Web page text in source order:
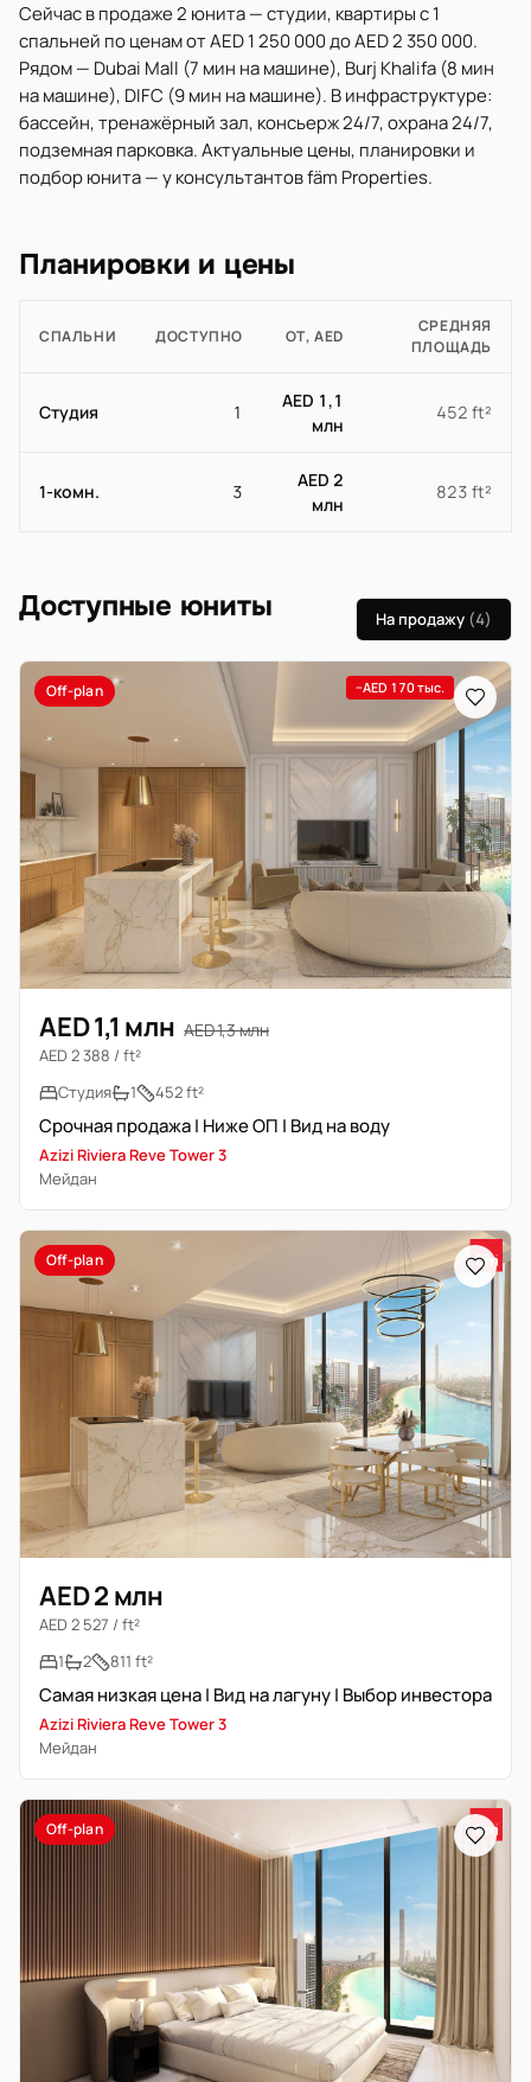
Сейчас в продаже 2 юнита — студии, квартиры с 1
спальней по ценам от AED 1 250 000 до AED 2 350 000.
Рядом — Dubai Mall (7 мин на машине), Burj Khalifa (8 мин
на машине), DIFC (9 мин на машине). В инфраструктуре:
бассейн, тренажёрный зал, консьерж 24/7, охрана 24/7,
подземная парковка. Актуальные цены, планировки и
подбор юнита — у консультантов fäm Properties.
Планировки и цены
СПАЛЬНИ ДОСТУПНО ОТ, AED
СРЕДНЯЯ
ПЛОЩАДЬ
Студия 1
AED 1,1
млн
452 ft²
1-комн. 3
AED 2
млн
823 ft²
Доступные юниты На продажу (4)
Off-plan −AED 170 тыс.
AED 1,1 млн AED 1,3 млн
AED 2 388 / ft²
Студия
1 452 ft²
Срочная продажа | Ниже ОП | Вид на воду
Azizi Riviera Reve Tower 3
Мейдан
Off-plan
AED 2 млн
AED 2 527 / ft²
1
2 811 ft²
Самая низкая цена | Вид на лагуну | Выбор инвестора
Azizi Riviera Reve Tower 3
Мейдан
Off-plan